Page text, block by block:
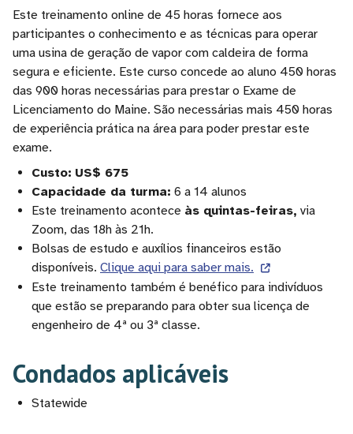
Este treinamento online de 45 horas fornece aos
participantes o conhecimento e as técnicas para operar
uma usina de geração de vapor com caldeira de forma
segura e eficiente. Este curso concede ao aluno 450 horas
das 900 horas necessárias para prestar o Exame de
Licenciamento do Maine. São necessárias mais 450 horas
de experiência prática na área para poder prestar este
exame.
Custo: US$ 675
Capacidade da turma: 6 a 14 alunos
Este treinamento acontece às quintas-feiras, via
Zoom, das 18h às 21h.
Bolsas de estudo e auxílios financeiros estão
disponíveis. Clique aqui para saber mais.
Este treinamento também é benéfico para indivíduos
que estão se preparando para obter sua licença de
engenheiro de 4ª ou 3ª classe.
Condados aplicáveis
Statewide